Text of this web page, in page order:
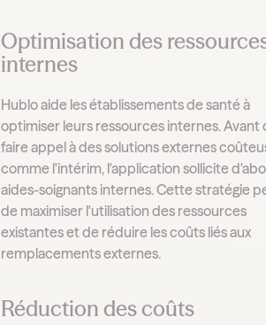
Optimisation des
internes
Hublo aide les établissements de santé à
optimiser leurs ressources internes. Avant
faire appel à des solutions externes
comme l'intérim, l'application sollicite
aides-soignants internes. Cette stratégie
de maximiser l'utilisation des ressources
existantes et de réduire les coûts liés aux
remplacements externes.
Réduction des coûts